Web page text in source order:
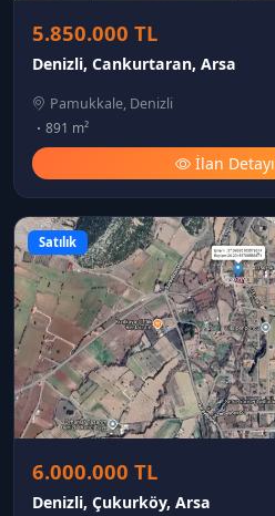
5.850.000 TL
Denizli, Cankurtaran, Arsa
Pamukkale, Denizli
891 m²
İlan Detayı
Satılık
6.000.000 TL
Denizli, Çukurköy, Arsa